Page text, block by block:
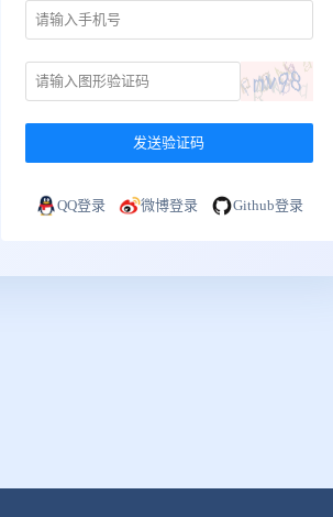
发送验证码
QQ登录 微博登录 Github登录